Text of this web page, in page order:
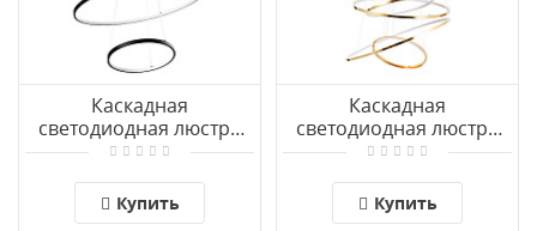
Каскадная
светодиодная люстра
Arte Lamp ARCANE
Купить
Каскадная
светодиодная люстра
Arte Lamp ARCANE
Купить